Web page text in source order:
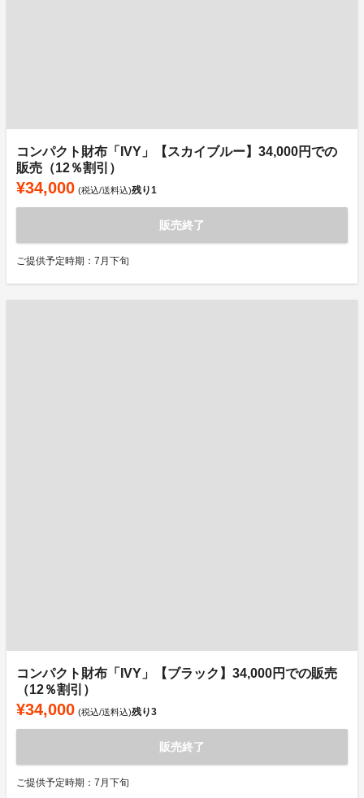
コンパクト財布「IVY」【スカイブルー】34,000円での
販売（12％割引）
¥34,000 (税込/送料込)残り1
販売終了
ご提供予定時期：7月下旬
コンパクト財布「IVY」【ブラック】34,000円での販売
（12％割引）
¥34,000 (税込/送料込)残り3
販売終了
ご提供予定時期：7月下旬